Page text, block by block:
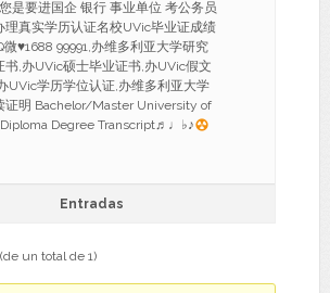
是要进国企 银行 事业单位 考公务员
理真实学历认证名校UVic毕业证成绩
微♥1688 99991,办维多利亚大学研究
书,办UVic硕士毕业证书,办UVic假文
UVic学历学位认证,办维多利亚大学
证明 Bachelor/Master University of
Degree Transcript♬♩♭♪
Entradas
un total de 1)